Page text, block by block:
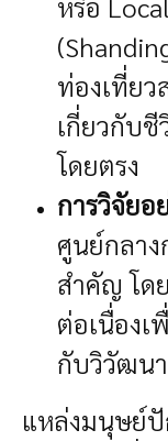
ท่องเที่ยว
เกี่ยวกับ
โดยตรง
การวิจัยอ
ศูนย์กลาง
สำคัญ โด
ต่อเนื่องเ
กับวิวัฒน
แหล่งมนุษย์ปั